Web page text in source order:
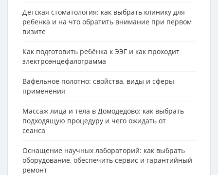
Детская стоматология: как выбрать клинику для
ребенка и на что обратить внимание при первом
визите
Как подготовить ребёнка к ЭЭГ и как проходит
электроэнцефалограмма
Вафельное полотно: свойства, виды и сферы
применения
Массаж лица и тела в Домодедово: как выбрать
подходящую процедуру и чего ожидать от
сеанса
Оснащение научных лабораторий: как выбрать
оборудование, обеспечить сервис и гарантийный
ремонт